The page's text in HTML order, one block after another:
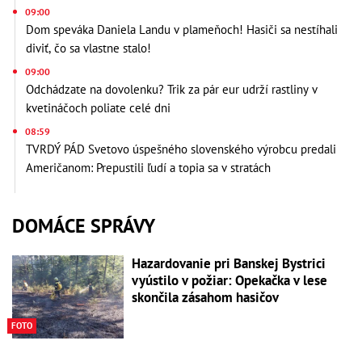
09:00
Dom speváka Daniela Landu v plameňoch! Hasiči sa nestíhali
diviť, čo sa vlastne stalo!
09:00
Odchádzate na dovolenku? Trik za pár eur udrží rastliny v
kvetináčoch poliate celé dni
08:59
TVRDÝ PÁD Svetovo úspešného slovenského výrobcu predali
Američanom: Prepustili ľudí a topia sa v stratách
DOMÁCE SPRÁVY
FOTO
Hazardovanie pri Banskej Bystrici
vyústilo v požiar: Opekačka v lese
skončila zásahom hasičov